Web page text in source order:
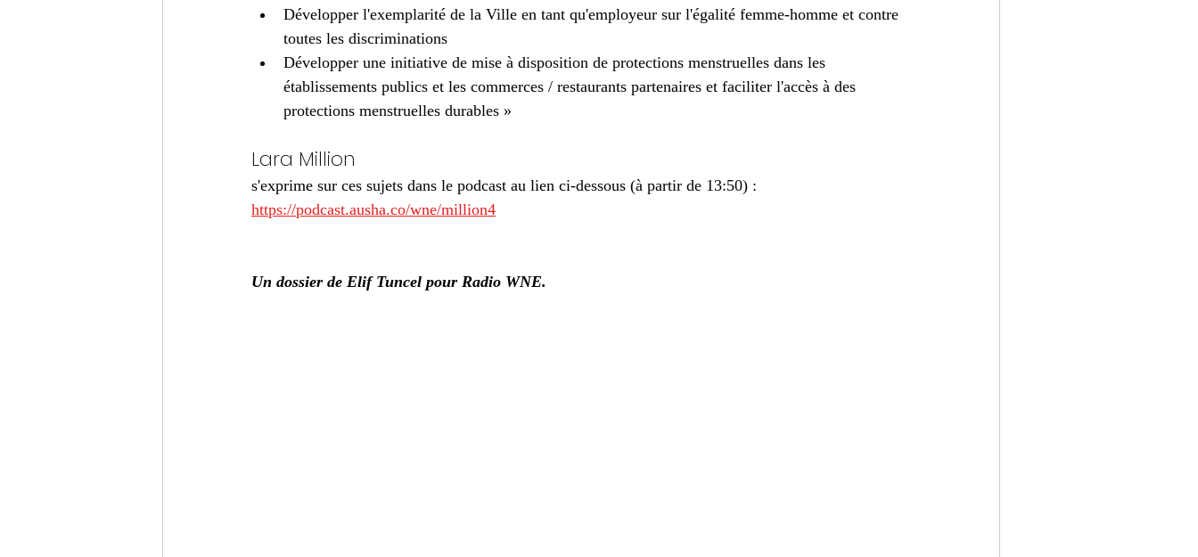
Développer l'exemplarité de la Ville en tant qu'employeur sur l'égalité femme-homme et contre
toutes les discriminations
Développer une initiative de mise à disposition de protections menstruelles dans les
établissements publics et les commerces / restaurants partenaires et faciliter l'accès à des
protections menstruelles durables »
Lara Million
s'exprime sur ces sujets dans le podcast au lien ci-dessous (à partir de 13:50) :
https://podcast.ausha.co/wne/million4
Un dossier de Elif Tuncel pour Radio WNE.